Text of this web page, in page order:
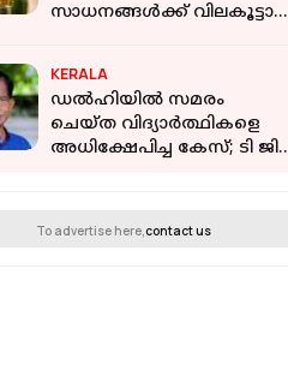
സാധനങ്ങൾക്ക് വിലകൂട്ടാൻ
KERALA
ഡല്‍ഹിയില്‍ സമരം
ചെയ്ത വിദ്യാര്‍ത്ഥികളെ
അധിക്ഷേപിച്ച കേസ്; ടി ജി
To advertise here, contact us